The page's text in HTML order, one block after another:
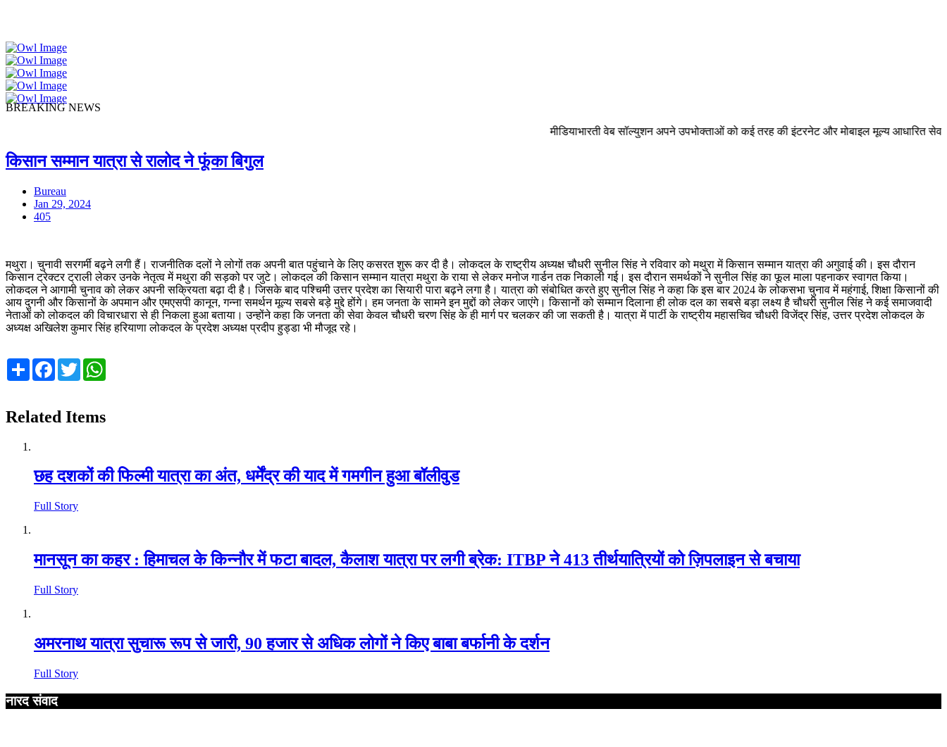
BREAKING NEWS
मीडियाभारती वेब सॉल्युशन अपने उपभोक्ताओं को कई तरह की इंटरनेट और मोबाइल मूल्य आधारित सेवाएं
किसान सम्मान यात्रा से रालोद ने फूंका बिगुल
Bureau
Jan 29, 2024
405
मथुरा। चुनावी सरगर्मी बढ़ने लगी हैं। राजनीतिक दलों ने लोगों तक अपनी बात पहुंचाने के लिए कसरत शुरू कर दी है। लोकदल के राष्ट्रीय अध्यक्ष चौधरी सुनील सिंह ने रविवार को मथुरा में किसान सम्मान यात्रा की अगुवाई की। इस दौरान
किसान ट्रेक्टर ट्राली लेकर उनके नेतृत्व में मथुरा की सड़को पर जुटे। लोकदल की किसान सम्मान यात्रा मथुरा के राया से लेकर मनोज गार्डन तक निकाली गई। इस दौरान समर्थकों ने सुनील सिंह का फूल माला पहनाकर स्वागत किया।
लोकदल ने आगामी चुनाव को लेकर अपनी सक्रियता बढ़ा दी है। जिसके बाद पश्चिमी उत्तर प्रदेश का सियारी पारा बढ़ने लगा है। यात्रा को संबोधित करते हुए सुनील सिंह ने कहा कि इस बार 2024 के लोकसभा चुनाव में महंगाई, शिक्षा किसानों की
आय दुगनी और किसानों के अपमान और एमएसपी कानून, गन्ना समर्थन मूल्य सबसे बड़े मुद्दे होंगे। हम जनता के सामने इन मुद्दों को लेकर जाएंगे। किसानों को सम्मान दिलाना ही लोक दल का सबसे बड़ा लक्ष्य है चौधरी सुनील सिंह ने कई समाजवादी
नेताओं को लोकदल की विचारधारा से ही निकला हुआ बताया। उन्होंने कहा कि जनता की सेवा केवल चौधरी चरण सिंह के ही मार्ग पर चलकर की जा सकती है। यात्रा में पार्टी के राष्ट्रीय महासचिव चौधरी विजेंद्र सिंह, उत्तर प्रदेश लोकदल के
अध्यक्ष अखिलेश कुमार सिंह हरियाणा लोकदल के प्रदेश अध्यक्ष प्रदीप हुड्डा भी मौजूद रहे।
Share Facebook
Twitter
Related Items
छह दशकों की फिल्मी यात्रा का अंत, धर्मेंद्र की याद में गमगीन हुआ बॉलीवुड
Full Story
मानसून का कहर : हिमाचल के किन्नौर में फटा बादल, कैलाश यात्रा पर लगी ब्रेक: ITBP ने 413 तीर्थयात्रियों को ज़िपलाइन से बचाया
Full Story
अमरनाथ यात्रा सुचारू रूप से जारी, 90 हजार से अधिक लोगों ने किए बाबा बर्फानी के दर्शन
Full Story
नारद संवाद